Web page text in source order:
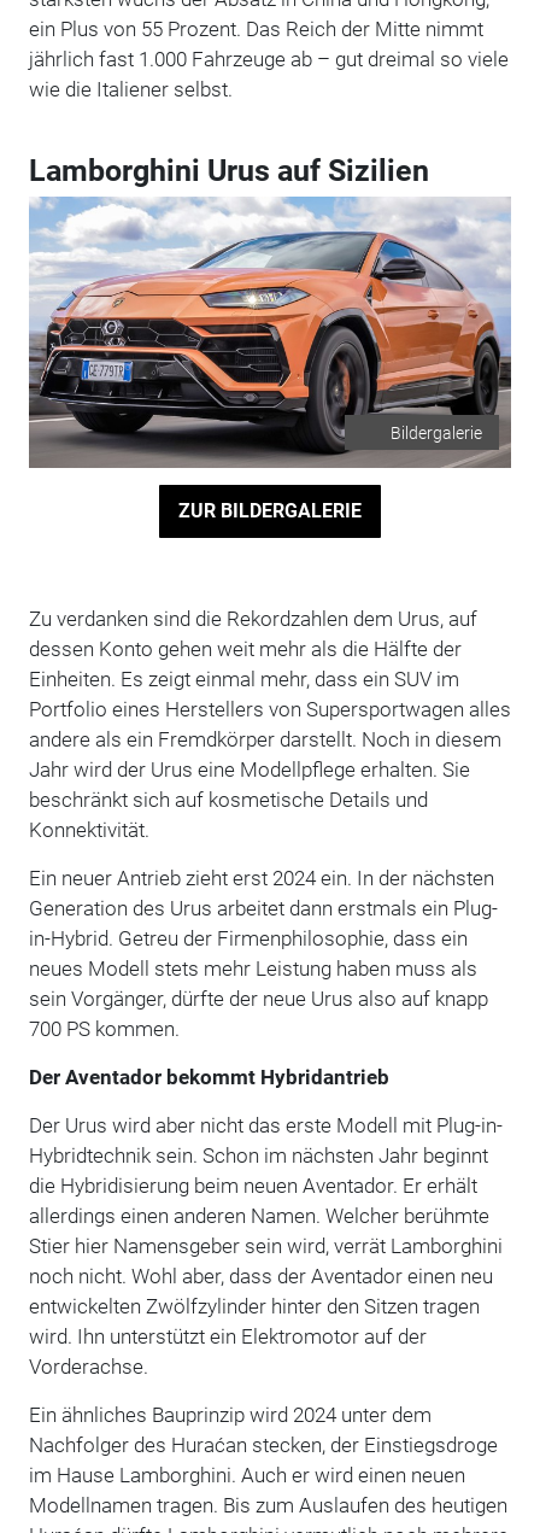
ein Plus von 55 Prozent. Das Reich der Mitte nimmt
jährlich fast 1.000 Fahrzeuge ab – gut dreimal so viele
wie die Italiener selbst.
Lamborghini Urus auf Sizilien
Bildergalerie
ZUR BILDERGALERIE
Zu verdanken sind die Rekordzahlen dem Urus, auf
dessen Konto gehen weit mehr als die Hälfte der
Einheiten. Es zeigt einmal mehr, dass ein SUV im
Portfolio eines Herstellers von Supersportwagen alles
andere als ein Fremdkörper darstellt. Noch in diesem
Jahr wird der Urus eine Modellpflege erhalten. Sie
beschränkt sich auf kosmetische Details und
Konnektivität.
Ein neuer Antrieb zieht erst 2024 ein. In der nächsten
Generation des Urus arbeitet dann erstmals ein Plug-
in-Hybrid. Getreu der Firmenphilosophie, dass ein
neues Modell stets mehr Leistung haben muss als
sein Vorgänger, dürfte der neue Urus also auf knapp
700 PS kommen.
Der Aventador bekommt Hybridantrieb
Der Urus wird aber nicht das erste Modell mit Plug-in-
Hybridtechnik sein. Schon im nächsten Jahr beginnt
die Hybridisierung beim neuen Aventador. Er erhält
allerdings einen anderen Namen. Welcher berühmte
Stier hier Namensgeber sein wird, verrät Lamborghini
noch nicht. Wohl aber, dass der Aventador einen neu
entwickelten Zwölfzylinder hinter den Sitzen tragen
wird. Ihn unterstützt ein Elektromotor auf der
Vorderachse.
Ein ähnliches Bauprinzip wird 2024 unter dem
Nachfolger des Huraćan stecken, der Einstiegsdroge
im Hause Lamborghini. Auch er wird einen neuen
Modellnamen tragen. Bis zum Auslaufen des heutigen